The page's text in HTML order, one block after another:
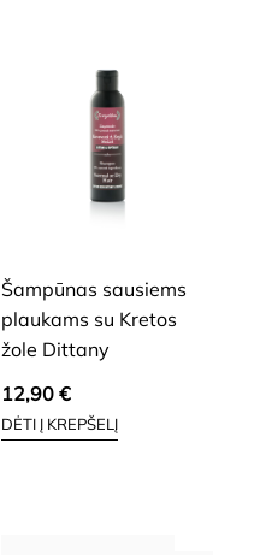
Šampūnas sausiems
plaukams su Kretos
žole Dittany
12,90 €
DĖTI Į KREPŠELĮ